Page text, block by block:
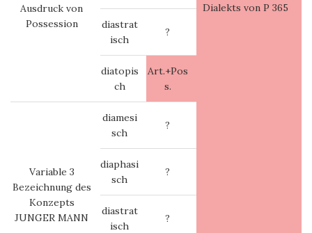
Dialekts von P 365
Ausdruck von
Possession
diastrat
isch
?
diatopis
ch
Art.+Pos
s.
Variable 3
Bezeichnung des
Konzepts
JUNGER MANN
diamesi
sch
?
diaphasi
sch
?
diastrat
isch
?